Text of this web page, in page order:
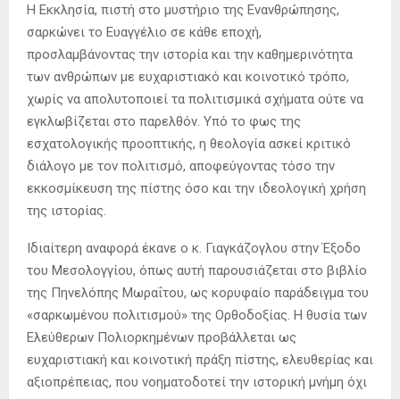
Η Εκκλησία, πιστή στο μυστήριο της Ενανθρώπησης,
σαρκώνει το Ευαγγέλιο σε κάθε εποχή,
προσλαμβάνοντας την ιστορία και την καθημερινότητα
των ανθρώπων με ευχαριστιακό και κοινοτικό τρόπο,
χωρίς να απολυτοποιεί τα πολιτισμικά σχήματα ούτε να
εγκλωβίζεται στο παρελθόν. Υπό το φως της
εσχατολογικής προοπτικής, η θεολογία ασκεί κριτικό
διάλογο με τον πολιτισμό, αποφεύγοντας τόσο την
εκκοσμίκευση της πίστης όσο και την ιδεολογική χρήση
της ιστορίας.
Ιδιαίτερη αναφορά έκανε ο κ. Γιαγκάζογλου στην Έξοδο
του Μεσολογγίου, όπως αυτή παρουσιάζεται στο βιβλίο
της Πηνελόπης Μωραΐτου, ως κορυφαίο παράδειγμα του
«σαρκωμένου πολιτισμού» της Ορθοδοξίας. Η θυσία των
Ελεύθερων Πολιορκημένων προβάλλεται ως
ευχαριστιακή και κοινοτική πράξη πίστης, ελευθερίας και
αξιοπρέπειας, που νοηματοδοτεί την ιστορική μνήμη όχι